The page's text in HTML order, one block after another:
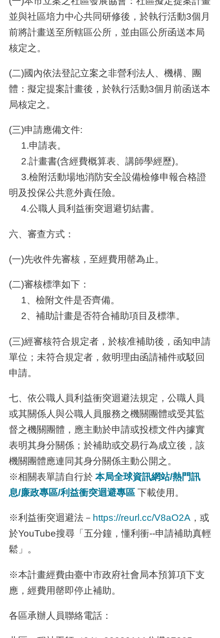
並與社區培力中心共同研修後，於執行活動3個月
前將計畫送至所轄區公所，並由區公所函送本局
核定之。
(二)國內依法登記立案之非營利法人、機構、團
體：擬定提案計畫後，於執行活動3個月前函送本
局核定之。
(三)申請應備文件:
1.申請表。
2.計畫書(含經費概算表、講師學經歷)。
3.檢附活動場地消防安全設備檢修申報合格證
明及投保公共意外責任險。
4.公職人員利益衝突迴避切結書。
六、審查方式：
(一)先收件先審核，至經費用罄為止。
(二)審核標準如下：
1、檢附文件是否齊備。
2、 補助計畫是否符合補助項目及標準。
(三)經審核符合規定者，於核准補助後，函知申請
單位；未符合規定者， 敘明理由函請補件或駁回
申請。
七、依公職人員利益衝突迴避法規定，公職人員
或其關係人與公職人員服務之機關團體或受其監
督之機關團體，應主動於申請或投標文件內據實
表明其身分關係；於補助或交易行為成立後，該
機關團體應連同其身分關係主動公開之。
※相關表單請自行於 本局全球資訊網站/熱門訊
息/廉政專區/利益衝突迴避專區下載使用。
※利益衝突迴避法－ https://reurl.cc/V8aO2A，或
於YouTube搜尋「五分鐘，懂利衝--申請補助真輕
鬆」。
※本計畫經費由臺中市政府社會局本預算項下支
應，經費用罄即停止補助。
各區承辦人員聯絡電話：